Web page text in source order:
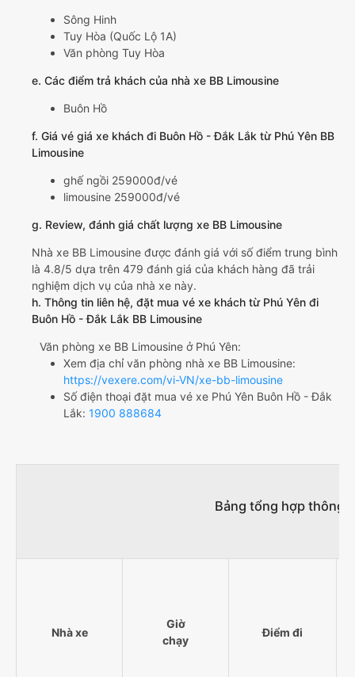
Sông Hinh
Tuy Hòa (Quốc Lộ 1A)
Văn phòng Tuy Hòa
e. Các điểm trả khách của nhà xe BB Limousine
Buôn Hồ
f. Giá vé giá xe khách đi Buôn Hồ - Đắk Lắk từ Phú Yên BB
Limousine
ghế ngồi 259000đ/vé
limousine 259000đ/vé
g. Review, đánh giá chất lượng xe BB Limousine
Nhà xe BB Limousine được đánh giá với số điểm trung bình
là 4.8/5 dựa trên 479 đánh giá của khách hàng đã trải
nghiệm dịch vụ của nhà xe này.
h. Thông tin liên hệ, đặt mua vé xe khách từ Phú Yên đi
Buôn Hồ - Đắk Lắk BB Limousine
Văn phòng xe BB Limousine ở Phú Yên:
Xem địa chỉ văn phòng nhà xe BB Limousine:
https://vexere.com/vi-VN/xe-bb-limousine
Số điện thoại đặt mua vé xe Phú Yên Buôn Hồ - Đắk
Lắk: 1900 888684
Bảng tổng hợp thông
Nhà xe
Giờ
chạy
Điểm đi